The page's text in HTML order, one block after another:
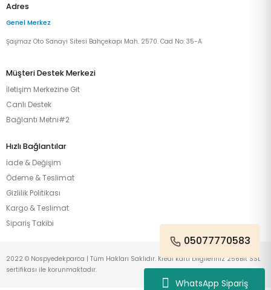
WhatsApp Sipariş
Adres
Genel Merkez
Şaşmaz Oto Sanayi Sitesi Bahçekapı Mah. 2570. Cad No: 35-A
Müşteri Destek Merkezi
İletişim Merkezine Git
Canlı Destek
Bağlantı Metni#2
Hızlı Bağlantılar
İade & Değişim
Ödeme & Teslimat
Gizlilik Politikası
Kargo & Teslimat
Sipariş Takibi
05077770583
2022 © Nospyedekparca | Tüm Hakları Saklıdır. Kredi kartı bilgileriniz 256Bit SSL
sertifikası ile korunmaktadır.